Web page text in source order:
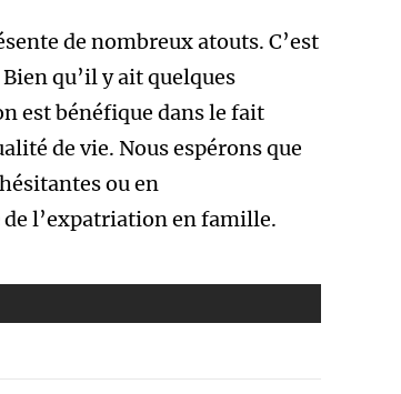
de nombreux atouts. C’est
qu’il y ait quelques
est bénéfique dans le fait
de vie. Nous espérons que
ou en
de l’expatriation en famille.